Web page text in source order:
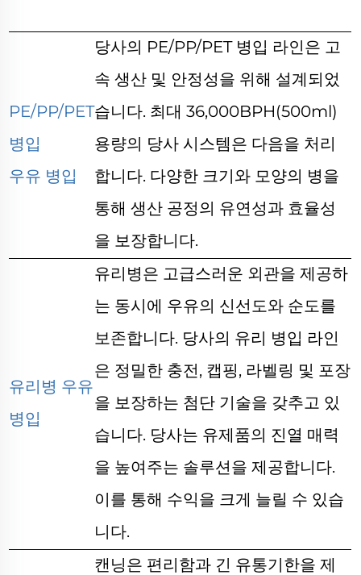
PE/PP/PET
병입
우유 병입
당사의 PE/PP/PET 병입 라인은 고
속 생산 및 안정성을 위해 설계되었
습니다. 최대 36,000BPH(500ml)
용량의 당사 시스템은 다음을 처리
합니다. 다양한 크기와 모양의 병을
통해 생산 공정의 유연성과 효율성
을 보장합니다.
유리병 우유
병입
유리병은 고급스러운 외관을 제공하
는 동시에 우유의 신선도와 순도를
보존합니다. 당사의 유리 병입 라인
은 정밀한 충전, 캡핑, 라벨링 및 포장
을 보장하는 첨단 기술을 갖추고 있
습니다. 당사는 유제품의 진열 매력
을 높여주는 솔루션을 제공합니다.
이를 통해 수익을 크게 늘릴 수 있습
니다.
캔닝은 편리함과 긴 유통기한을 제